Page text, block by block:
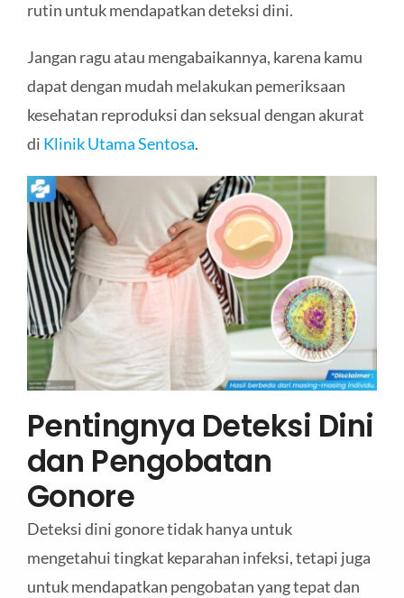
rutin untuk mendapatkan deteksi dini.
Jangan ragu atau mengabaikannya, karena kamu
dapat dengan mudah melakukan pemeriksaan
kesehatan reproduksi dan seksual dengan akurat
di Klinik Utama Sentosa.
Pentingnya Deteksi Dini
dan Pengobatan
Gonore
Deteksi dini gonore tidak hanya untuk
mengetahui tingkat keparahan infeksi, tetapi juga
untuk mendapatkan pengobatan yang tepat dan